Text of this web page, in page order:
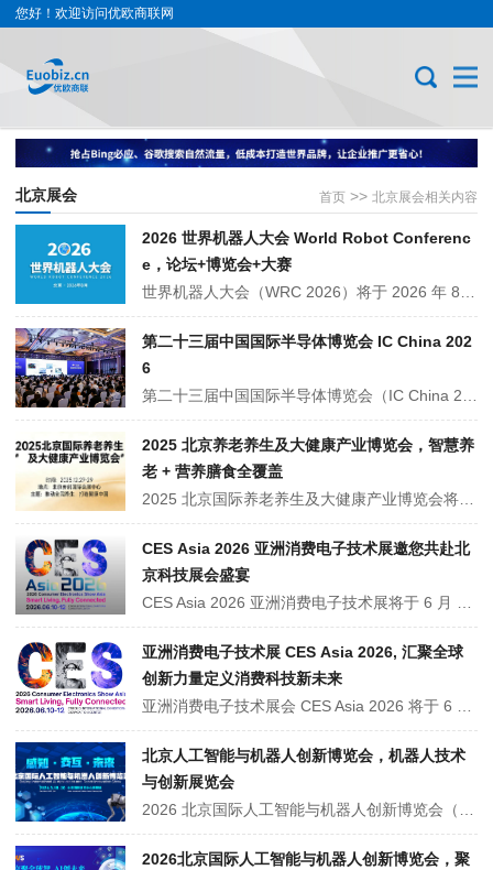
您好！欢迎访问优欧商联网
首页 >> 北京展会相关内容
北京展会
2026 世界机器人大会 World Robot Conferenc
e，论坛+博览会+大赛
世界机器人大会（WRC 2026）将于 2026 年 8 月在北京亦创国际会展中心举行。大会集高端论坛、博览会、世界机器人大赛于一体，集中展示工业、服务、人形、特种机器人及核心零部件成果，汇聚全球行业资源，推动机器人技术创新与产业应用落地。
第二十三届中国国际半导体博览会 IC China 202
6
第二十三届中国国际半导体博览会（IC China 2026）将于 2026 年 11 月 12 日 - 14 日在北京国家会议中心举办。展会以 “半导体 +：赋能数字经济，驱动产业未来” 为主题，聚焦集成电路设计、制造、封测、设备、材料及第三代半导体、汽车电子等全产业链，集中展示前沿技术与创新成果。
2025 北京养老养生及大健康产业博览会，智慧养
老 + 营养膳食全覆盖
2025 北京国际养老养生及大健康产业博览会将于 12 月 27 日 - 29 日在北京亦创国际会展中心举办。展会汇聚 800 家主流品牌，设 9 大展区，覆盖智慧养老、康复辅具、营养膳食等全产业链产品与服务。同期举办 8 场行业论坛，预计吸引 5 万人次参观，是专业商贸对接与公众健康消费的核心平台。
CES Asia 2026 亚洲消费电子技术展邀您共赴北
京科技展会盛宴
CES Asia 2026 亚洲消费电子技术展将于 6 月 10-12 日在北京亦创会展中心举办，聚焦 “数字经济、绿色低碳、智能家居” 三大万亿级战略赛道，设八大核心展区精准对接相关领域及千亿级消费场景。展会已邀请 572 家全球顶尖企业，剩余席位不足 300 个，预计吸引超 3.6 万专业观众及众多采购团、投资机构。···
亚洲消费电子技术展 CES Asia 2026, 汇聚全球
创新力量定义消费科技新未来
亚洲消费电子技术展会 CES Asia 2026 将于 6 月 10-12 日在北京亦创会展中心举办，作为亚洲极具影响力的消费科技盛会，汇聚 572 家全球创新企业，覆盖人形机器人、AI 等前沿领域。展会吸引超 3.6 万名付费专业观众，62% 为企业决策者，将通过八大核心展区，打造高效交流合作平台，驱动创新商业化落地。
北京人工智能与机器人创新博览会，机器人技术
与创新展览会
2026 北京国际人工智能与机器人创新博览会（AI Show Beijing 2026），3 月 18-20 日在中国国际展览中心（朝阳馆）举办，预计 450 家企业参展、5 万专业观众到场。展会覆盖 AI 与机器人全产业链，设四大特色展区，同期办全球 AI 应用峰会等活动，依托北京科创优势，助力技术交流与产业转型。
2026北京国际人工智能与机器人创新博览会，聚